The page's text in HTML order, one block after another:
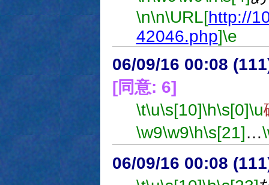
\n\n\URL[http://
42046.php]\e
06/09/16 00:08
[同意: 6]
\t\u\s[10]\h\s[0]\u
\w9\w9\h\s[21] …
06/09/16 00:08